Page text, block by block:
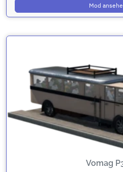
Mod
Vomag